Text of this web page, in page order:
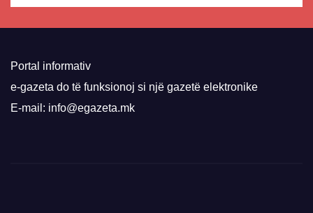
Portal informativ
e-gazeta do të funksionoj si një gazetë elektronike
E-mail: info@egazeta.mk